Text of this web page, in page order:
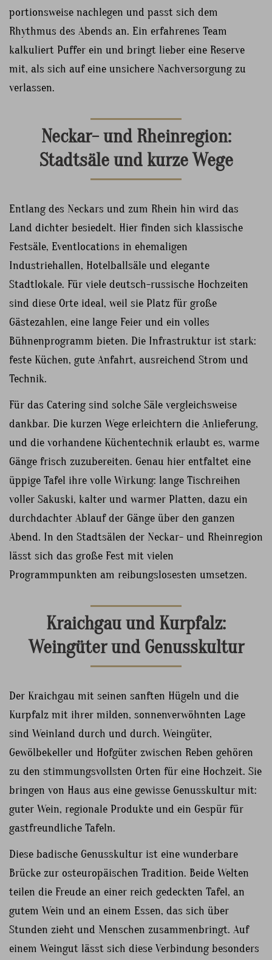
portionsweise nachlegen und passt sich dem
Rhythmus des Abends an. Ein erfahrenes Team
kalkuliert Puffer ein und bringt lieber eine Reserve
mit, als sich auf eine unsichere Nachversorgung zu
verlassen.
Neckar- und Rheinregion:
Stadtsäle und kurze Wege
Entlang des Neckars und zum Rhein hin wird das
Land dichter besiedelt. Hier finden sich klassische
Festsäle, Eventlocations in ehemaligen
Industriehallen, Hotelballsäle und elegante
Stadtlokale. Für viele deutsch-russische Hochzeiten
sind diese Orte ideal, weil sie Platz für große
Gästezahlen, eine lange Feier und ein volles
Bühnenprogramm bieten. Die Infrastruktur ist stark:
feste Küchen, gute Anfahrt, ausreichend Strom und
Technik.
Für das Catering sind solche Säle vergleichsweise
dankbar. Die kurzen Wege erleichtern die Anlieferung,
und die vorhandene Küchentechnik erlaubt es, warme
Gänge frisch zuzubereiten. Genau hier entfaltet eine
üppige Tafel ihre volle Wirkung: lange Tischreihen
voller Sakuski, kalter und warmer Platten, dazu ein
durchdachter Ablauf der Gänge über den ganzen
Abend. In den Stadtsälen der Neckar- und Rheinregion
lässt sich das große Fest mit vielen
Programmpunkten am reibungslosesten umsetzen.
Kraichgau und Kurpfalz:
Weingüter und Genusskultur
Der Kraichgau mit seinen sanften Hügeln und die
Kurpfalz mit ihrer milden, sonnenverwöhnten Lage
sind Weinland durch und durch. Weingüter,
Gewölbekeller und Hofgüter zwischen Reben gehören
zu den stimmungsvollsten Orten für eine Hochzeit. Sie
bringen von Haus aus eine gewisse Genusskultur mit:
guter Wein, regionale Produkte und ein Gespür für
gastfreundliche Tafeln.
Diese badische Genusskultur ist eine wunderbare
Brücke zur osteuropäischen Tradition. Beide Welten
teilen die Freude an einer reich gedeckten Tafel, an
gutem Wein und an einem Essen, das sich über
Stunden zieht und Menschen zusammenbringt. Auf
einem Weingut lässt sich diese Verbindung besonders